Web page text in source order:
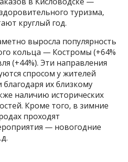
туризма,
круглый год.
выросла популярность
кольца — Костромы (+64%
(+44%). Эти направления
спросом у жителей
их близкому
наличию исторических
Кроме того, в зимние
проходят
— новогодние